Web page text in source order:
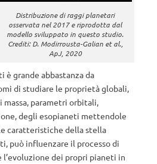
Distribuzione di raggi planetari
osservata nel 2017 e riprodotta dal
modello sviluppato in questo studio.
Crediti: D. Modirrousta-Galian et al.,
ApJ, 2020
grande abbastanza da
di studiare le proprietà globali,
parametri orbitali,
degli esopianeti mettendole
caratteristiche della stella
può influenzare il processo di
dei propri pianeti in